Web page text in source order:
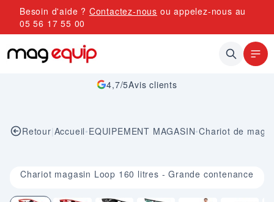
Allez au contenu
Besoin d'aide ? Contactez-nous ou appelez-nous au
05 56 17 55 00
4,7/5Avis clients
Retour|Accueil•EQUIPEMENT MAGASIN•Chariot de
Image 1 sur 7
Chariot magasin Loop 160 litres - Grande contenance